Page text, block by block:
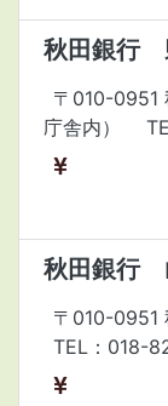
秋田銀行
〒010-0951
庁舎内）
秋田銀行
〒010-0951
TEL：018-